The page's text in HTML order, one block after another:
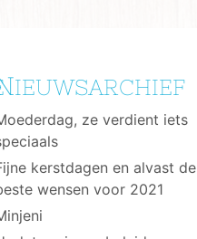
IEUWSARCHIEF
ze verdient iets
kerstdagen en alvast de
wensen voor 2021